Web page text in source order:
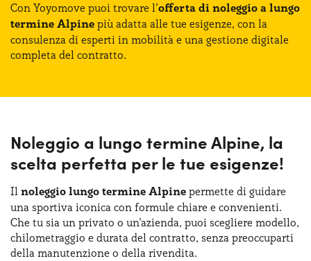
Con Yoyomove puoi trovare l’offerta di noleggio a lungo
termine Alpine più adatta alle tue esigenze, con la
consulenza di esperti in mobilità e una gestione digitale
completa del contratto.
Noleggio a lungo termine Alpine, la
scelta perfetta per le tue esigenze!
Il noleggio lungo termine Alpine permette di guidare
una sportiva iconica con formule chiare e convenienti.
Che tu sia un privato o un’azienda, puoi scegliere modello,
chilometraggio e durata del contratto, senza preoccuparti
della manutenzione o della rivendita.